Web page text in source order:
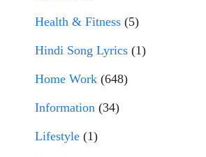
Health & Fitness (5)
Hindi Song Lyrics (1)
Home Work (648)
Information (34)
Lifestyle (1)